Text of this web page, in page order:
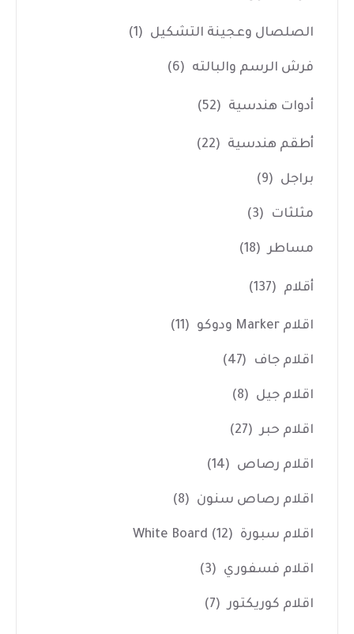
الصلصال وعجينة التشكيل (1)
فرش الرسم والبالته (6)
أدوات هندسية (52)
أطقم هندسية (22)
براجل (9)
مثلثات (3)
مساطر (18)
أقلام (137)
اقلام Marker ودوكو (11)
اقلام جاف (47)
اقلام جيل (8)
اقلام حبر (27)
اقلام رصاص (14)
اقلام رصاص سنون (8)
اقلام سبورة White Board (12)
اقلام فسفوري (3)
اقلام كوريكتور (7)